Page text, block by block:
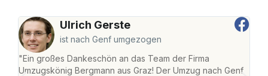
Ulrich Gerste
ist nach Genf umgezogen
"Ein großes Dankeschön an das Team der Firma
Umzugskönig Bergmann aus Graz! Der Umzug nach Genf